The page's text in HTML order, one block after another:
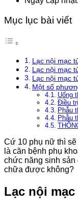
Mục lục bài viết
Lạc nội mạc
Lạc nội mạc
Lạc nội mạc
Một số
Uống
Điều
Phẫu
Phẫu
Cứ 10 phụ nữ thì
là căn bệnh phụ
chức năng sinh
chữa được không?
Lạc nội